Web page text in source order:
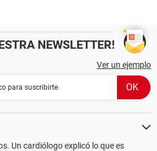
NEWSLETTER!
Ver un ejemplo
Un cardiólogo explicó lo que es